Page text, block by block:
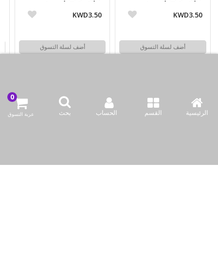
الرئيسية القسم الحساب بحث عربة التسوق
قطعة من مولوم
KWD3.50
أضف لسلة التسوق
قطعة من مولوم
KWD3.50
أضف لسلة التسوق